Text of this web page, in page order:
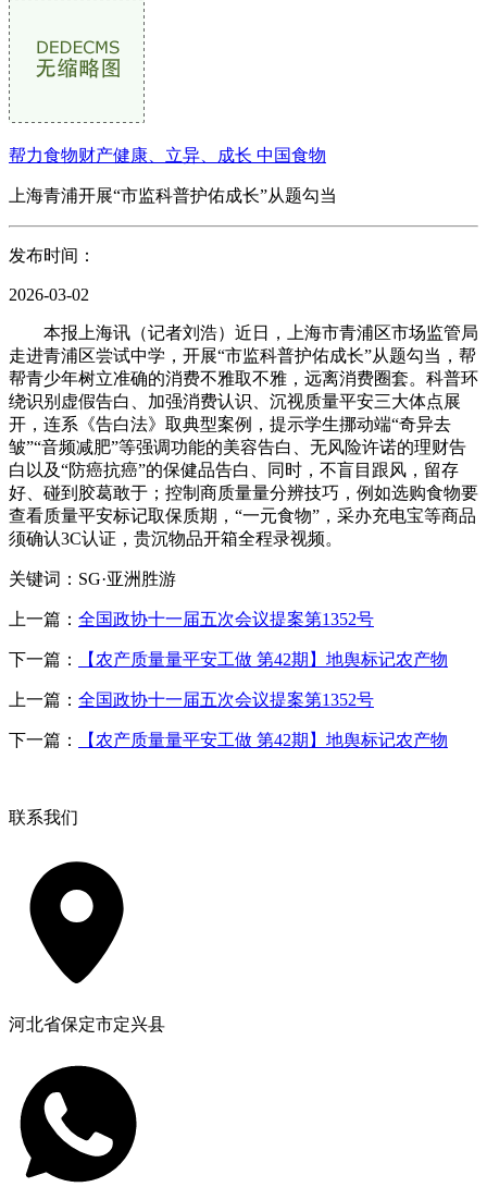
帮力食物财产健康、立异、成长 中国食物
上海青浦开展“市监科普护佑成长”从题勾当
发布时间：
2026-03-02
本报上海讯（记者刘浩）近日，上海市青浦区市场监管局
走进青浦区尝试中学，开展“市监科普护佑成长”从题勾当，帮
帮青少年树立准确的消费不雅取不雅，远离消费圈套。科普环
绕识别虚假告白、加强消费认识、沉视质量平安三大体点展
开，连系《告白法》取典型案例，提示学生挪动端“奇异去
皱”“音频减肥”等强调功能的美容告白、无风险许诺的理财告
白以及“防癌抗癌”的保健品告白、同时，不盲目跟风，留存
好、碰到胶葛敢于；控制商质量量分辨技巧，例如选购食物要
查看质量平安标记取保质期，“一元食物”，采办充电宝等商品
须确认3C认证，贵沉物品开箱全程录视频。
关键词：SG·亚洲胜游
上一篇： 全国政协十一届五次会议提案第1352号
下一篇： 【农产质量量平安工做 第42期】地舆标记农产物
上一篇： 全国政协十一届五次会议提案第1352号
下一篇： 【农产质量量平安工做 第42期】地舆标记农产物
联系我们
河北省保定市定兴县